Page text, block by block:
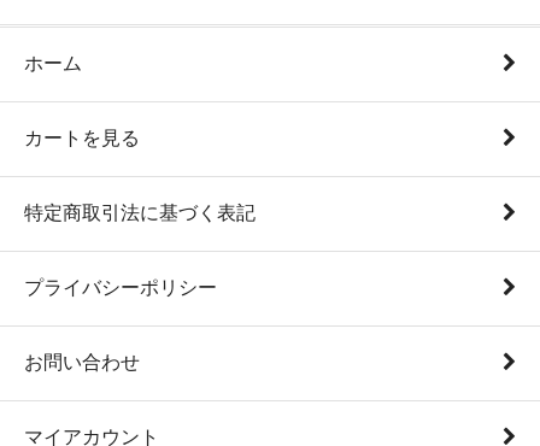
ホーム
カートを見る
特定商取引法に基づく表記
プライバシーポリシー
お問い合わせ
マイアカウント